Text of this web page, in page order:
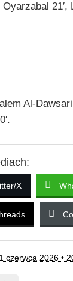
21′,
Al-Dawsari
X
czerwca 2026 •